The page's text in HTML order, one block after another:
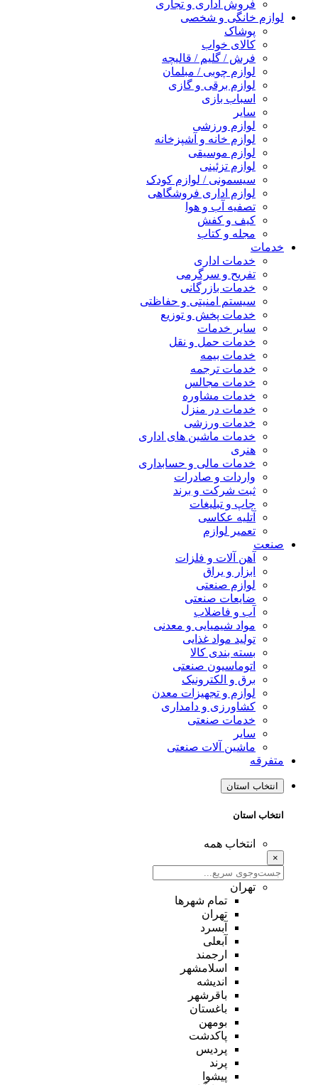
فروش اداری و تجاری
لوازم خانگی و شخصی
پوشاک
کالای خواب
فرش / گلیم / قالیچه
لوازم چوبی / مبلمان
لوازم برقی و گازی
اسباب بازی
سایر
لوازم ورزشی
لوازم خانه و آشپزخانه
لوازم موسیقی
لوازم تزئینی
سیسمونی / لوازم کودک
لوازم اداری فروشگاهی
تصفیه آب و هوا
کیف و کفش
مجله و کتاب
خدمات
خدمات اداری
تفریح و سرگرمی
خدمات بازرگانی
سیستم امنیتی و حفاظتی
خدمات پخش و توزیع
سایر خدمات
خدمات حمل و نقل
خدمات بیمه
خدمات ترجمه
خدمات مجالس
خدمات مشاوره
خدمات در منزل
خدمات ورزشی
خدمات ماشین های اداری
هنری
خدمات مالی و حسابداری
واردات و صادرات
ثبت شرکت و برند
چاپ و تبلیغات
آتلیه عکاسی
تعمیر لوازم
صنعت
آهن آلات و فلزات
ابزار و یراق
لوازم صنعتی
ضایعات صنعتی
آب و فاضلاب
مواد شیمیایی و معدنی
تولید مواد غذایی
بسته بندی کالا
اتوماسیون صنعتی
برق و الکترونیک
لوازم و تجهیزات معدن
کشاورزی و دامداری
خدمات صنعتی
سایر
ماشین آلات صنعتی
متفرقه
انتخاب استان
انتخاب استان
انتخاب همه
×
تهران
تمام شهر‌ها
تهران
آبسرد
آبعلی
ارجمند
اسلامشهر
اندیشه
باقرشهر
باغستان
بومهن
پاکدشت
پردیس
پرند
پیشوا